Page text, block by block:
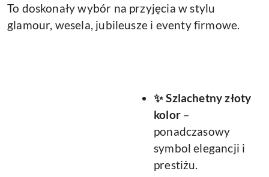
To doskonały wybór na przyjęcia w stylu
glamour, wesela, jubileusze i eventy firmowe.
✨ Szlachetny złoty
kolor–
ponadczasowy
symbol elegancji i
prestiżu.